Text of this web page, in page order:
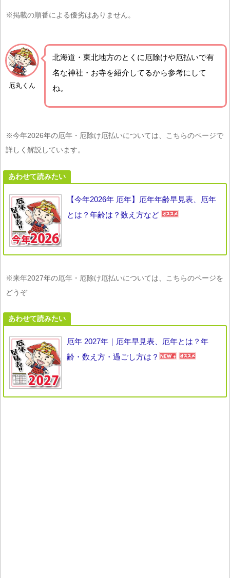
※掲載の順番による優劣はありません。
厄丸くん
北海道・東北地方のとくに厄除けや厄払いで有
名な神社・お寺を紹介 してるから参考にして
ね。
※今年2026年の厄年・厄除け厄払いについては、こちらのページで
詳しく解説しています。
あわせて読みたい
【今年2026年 厄年】厄年年齢早見表、厄年
とは？年齢は？数え方など
※来年2027年の厄年・厄除け厄払いについては、こちらのページを
どうぞ
あわせて読みたい
厄年 2027年｜厄年早見表、厄年とは？年
齢・数え方・過ごし方は？